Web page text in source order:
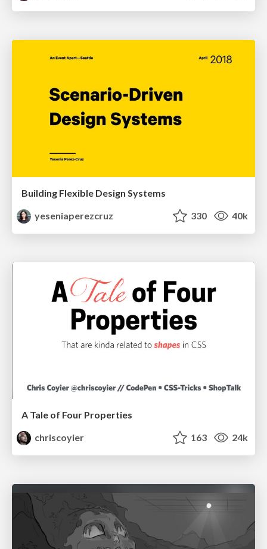
Building Flexible Design Systems
yeseniaperezcruz
330 40k
A Tale of Four Properties
chriscoyier
163 24k